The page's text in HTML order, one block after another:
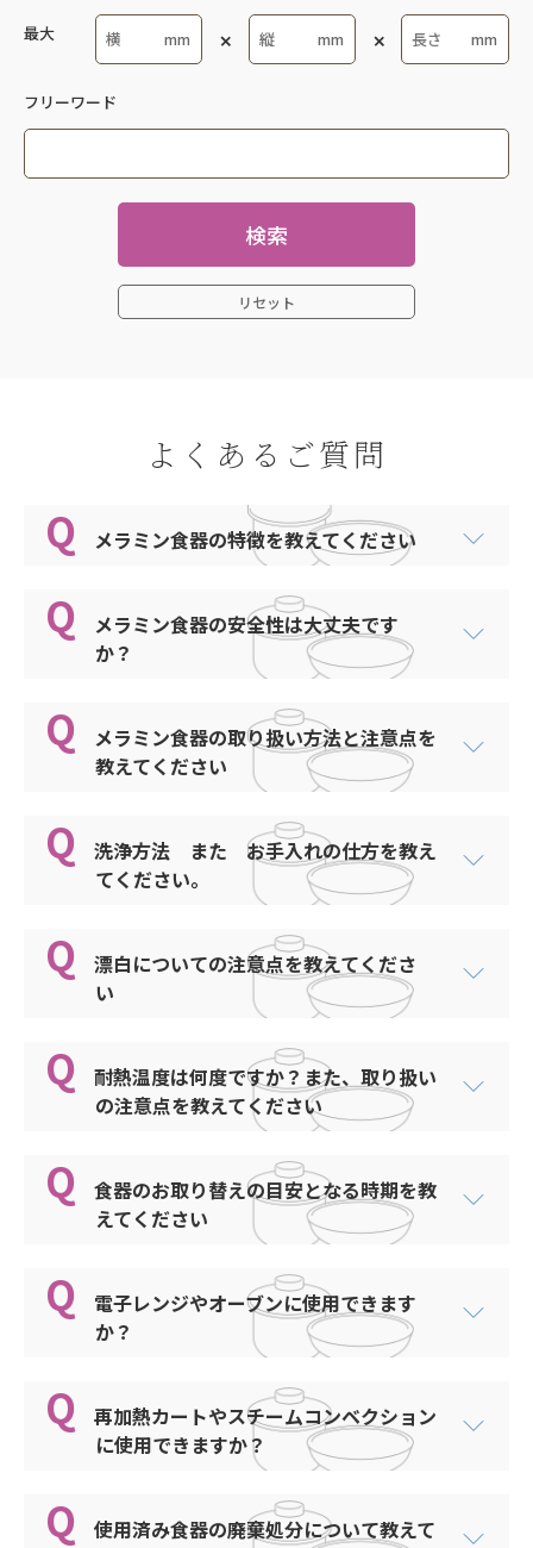
木立
ラズベリー
きはだ・ユニ
汁椀
花つむぎ
赤彩
プチまる
箸・箸置
ガーネット
中華のうつわ
リーフィア
そよか
和器 煮物椀
パステル
水玉
おぐら・ユニ
そよか
ツインコート
糸十草
うず花内薄緑
おぐら・ユニ
おぐら・ユニ(672F)
かりん
かれん
きはだ
きはだ・ユニ
きらび
きらび内茶
くり内茶
こずえ
こはく
こまち
ごてんまり（白無地）
さくら
ざくろ
しずく-青
しのぶ内しのぶ
しのぶ内朱
そよか内白
ポリアミド
メラミン
ﾅｲﾛﾝ
ﾎﾟﾘｶｰﾎﾞﾈｰﾄ
ﾒﾗﾐﾝ
ﾒﾗﾐﾝ/ｽﾃﾝﾚｽ
コップ・マグカップ
スイートマグ
スープ
平皿類
弁当類
汁・吸物椀
深皿
湯呑
煮物椀
粥椀
角鉢類
食札ケース類
最大
フリーワード
検索
リセット
よくあるご質問
メラミン食器の特徴を教えてください
メラミン食器は、熱に強いうえに軽くて丈夫であ
り、学校給食や社員食堂、病院給食など大量調理
の作業に適した取り扱いのしやすい食器です。
熱い料理を入れても、器をそのまま手で持つこと
ができ、保温性にも優れています。
また、なめらかな表面は汚れが落ちやすく、洗浄
後の水切りも早いので、スピーディーに乾燥させ
ることができ衛生的にご使用いただけます。
メラミン食器の安全性は大丈夫です
か？
世界各国で愛用されているメラミン食器。
快適で使いやすく、厳しい安全基準をクリアした
製品をお届けしています。
メラミン食器の安全は世界中で認められていま
す。
メラミン樹脂は1938年スイスのCiba社で開発され
ました。以来、丈夫で、熱に強く、軽く、衛生的
な食器材料として、世界各国の家庭をはじめ、レ
ストラン、ホテル、病院、航空機内など様々な場
所で広く使われています。現在、日本、アメリ
カ、イギリス、フランス、ドイツなど世界数十各
国での生産数量は年間約3億個以上となり、実際に
使用されいるメラミン食器は推定で20億個以上と
考えられます。
この広範で大量の使用実績がしめすように、メラ
ミン食器の安全性は世界各国で保証されていま
す。日本では厚生労働省が食品衛生法に基づい
て、昭和34年告示第370号（平成18年告示第201
号）で食品衛生法上の安全を確保するため「フェ
ノール樹脂、メラミン樹脂又はユリア樹脂を主成
分とする合成樹脂製器具または容器包装」の規格
基準を設定しています。
メラミン食器による身体へのホルムアルデヒドの
作用は、
食品と同じです。
私たちが、日常なにげなく口にしている食品に
も、ホルムアルデヒドが含まれていることをご存
知ですか。もちろん、食品に含まれるホルムアル
メラミン食器の取り扱い方法と注意点を
教えてください
メラミン食器は、プラスチックの中では表面硬度
に優れ、キズがつきにくい材質です。しかし、金
属や陶器に比べると柔らかいため、キズがつくこ
とがありますので、お取り扱いには十分ご注意く
メラミン樹脂の一般特性として、耐熱温度は約
120℃、熱変形温度は約180℃、メラミン食器に関
しては、過度の高温、長時間にわたる熱消毒、熱
処理後の急冷等は製品劣化を招き食器の寿命を縮
めるので、一般的には100℃以下でのご使用を推
奨します。
落下など、強い衝撃を与えない（特に食器が熱
くなっているとき）
メラミン食器と金属、陶器などの食器を一緒に
運搬しない。同一の材質、サイズ、形状、種類
食器を重ねすぎない ・たわし、クレンザー、ス
チールウール、研磨粒子入りスポンジ、メラミ
ンフォームなど、硬い研磨性のあるものを使用
洗浄方法 また お手入れの仕方を教え
てください。
プラスチック製食器の洗浄方法やお手入れの仕方
をまとめておりますので、ご参照ください。
食器の洗浄方法
漂白についての注意点を教えてくださ
い
日常の洗浄作業で取りきれない汚れは、定期的に
漂白することで取り除くことが出来ます。
漂白剤には酸素系と塩素系が有りますが、食器の
材質（素材）によっては、塩素系漂白剤の使用に
より食器を傷めたり変色を起したりします。
一般的にプラスチック食器につきましては、塩素
系漂白剤を使用することにより、黄変や劣化を進
める要因となるため、使用をお勧めしておりませ
また、ステンレス製品に関しましても、塩素系漂
白剤で錆が生じるなどの劣化がみられることもあ
材質（素材）別取り扱い方法やカタログ、食器の
取扱い説明書を確認のうえ、ご使用ください。
また当社では、酸素系漂白剤「ハイパワークリー
ン」を販売しております。
耐熱温度は何度ですか？また、取り扱い
の注意点を教えてください
プラスチック樹脂毎に耐熱温度や取り扱いの注意
点をまとめておりますのでご参照ください。
shinca取扱製品の材質の特徴と
食器のお取り替えの目安となる時期を教
えてください
樹脂製食器の場合使用回数1,000回程度が目安と
なる食器とそうでない食器など、使用条件と頻度
により劣化の時期が異なるため、一般的には耐用
年数の規定はありません。
お使いになる食器の材質により取り扱い方法が異
なりますので、ご使用前に商品に同梱された取扱
電子レンジやオーブンに使用できます
か？
材質の耐熱性上、オーブンには使用できません。
電子レンジにおいては、プラスチック材料の性質
（誘電特性）上、加熱で食器自体が熱せられ、破
損に繋がることがありますので、一般的に使用で
ただし、当社商品の機能性樹脂「凛シリーズ
再加熱カートやスチームコンベクション
に使用できますか？
メラミンを含む一般的なプラスチック製食器は使
用できません。
使用済み食器の廃棄処分について教えて